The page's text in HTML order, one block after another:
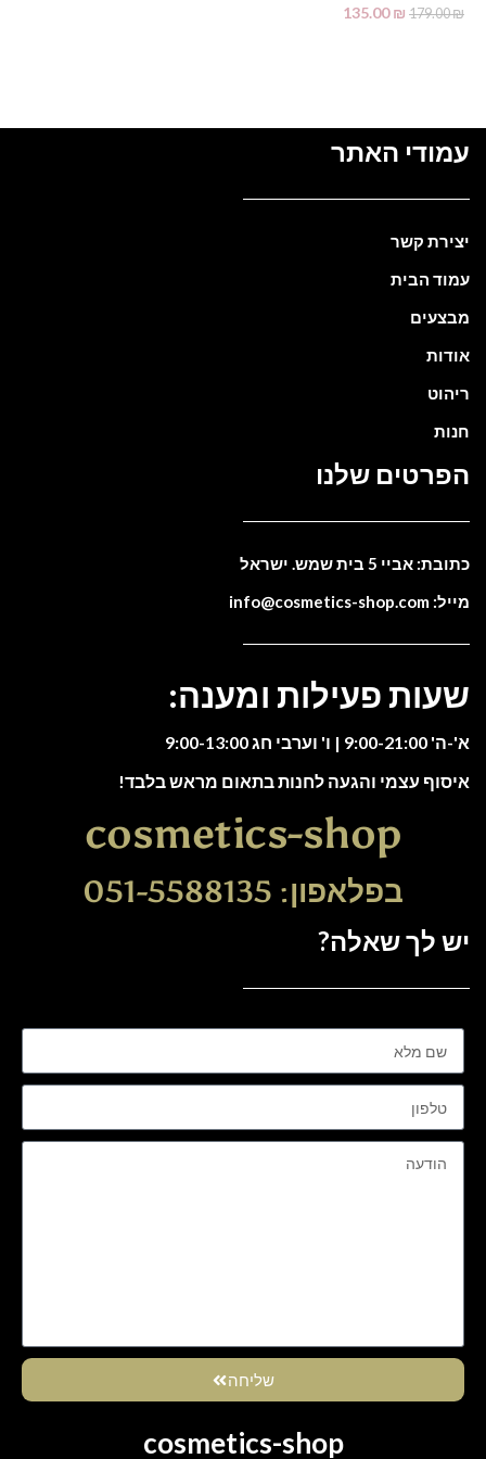
179.00₪
135.00₪
עמודי האתר
יצירת קשר
עמוד הבית
מבצעים
אודות
ריהוט
חנות
הפרטים שלנו
כתובת: אביי 5 בית שמש. ישראל
מייל: info@cosmetics-shop.com
שעות פעילות ומענה:
א'-ה' 9:00-21:00 | ו' וערבי חג 9:00-13:00
איסוף עצמי והגעה לחנות בתאום מראש בלבד!
cosmetics-shop
בפלאפון: 051-5588135
יש לך שאלה?
שליחה
cosmetics-shop